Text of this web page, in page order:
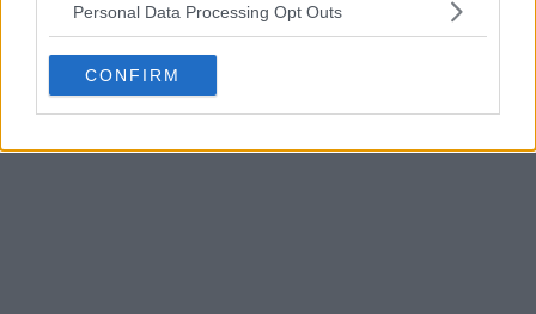
Personal Data Processing Opt Outs
CONFIRM